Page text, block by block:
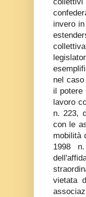
invero
nel
il potere
lavoro
n. 223,
con le
mobilità
1998
vietata